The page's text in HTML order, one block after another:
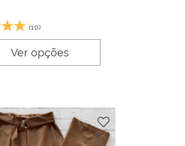
(10)
Ver opções